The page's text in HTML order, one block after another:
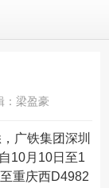
：梁盈豪
广铁集团深圳
10月10日至1
重庆西D4982